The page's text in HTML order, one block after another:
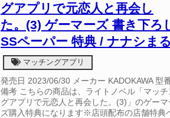
グアプリで元恋人と再会し
た。(3) ゲーマーズ 書き下ろ
SSペーパー 特典 / ナナシま
マッチングアプリ
発売日 2023/06/30 メーカー KADOKAWA 型
備考 こちらの商品は、ライトノベル「マッチ
グアプリで元恋人と再会した。(3)」のゲーマ
ズ購入特典になります※店頭配布の店舗特典